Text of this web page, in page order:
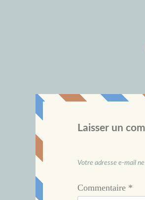
Laisser un
Votre adresse e-mail
Commentaire *